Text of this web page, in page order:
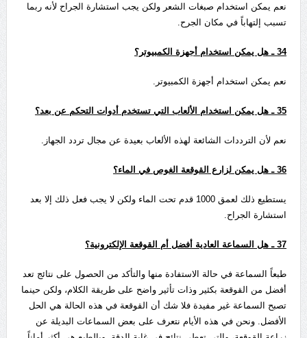
نعم يمكن استخدام صبغات الشعر ولكن يجب استشارة الجراح لأنه ربما
تسبب إلتهاباً في مكان الجرح.
34ـ هل يمكن استخدام أجهزة الكمبيوتر؟
نعم يمكن استخدام أجهزة الكمبيوتر.
35ـ هل يمكن استخدام الألعاب التي تستخدم أدوات التحكم عن بعد؟
نعم لأن الترددات الشائعة لهذه الألعاب بعيدة عن مجال تردد الجهاز.
36ـ هل يمكن لزارع القوقعة الغوص في الماء؟
يستطيع ذلك لعمق 1000 قدم تحت الماء ولكن لا يجب فعل ذلك إلا بعد
استشارة الجراح.
37ـ هل السماعة العادية أفضل أم القوقعة الإلكترونية؟
طبعاً السماعة في حالة الاستفادة منها والتأكد من الحصول على نتائج تعد
أفضل من القوقعة بكثير وذات تأثير واضح على طريقة الكلام، ولكن حينما
تصبح السماعة غير مفيدة فلا شك أن القوقعة في هذه الحالة هي الحل
الأفضل. ونحن في هذه الأيام نتعرف على بعض السماعات البديلة عن